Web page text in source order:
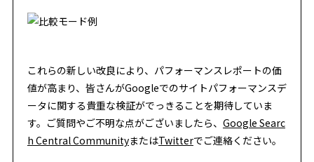
これらの新しい改良により、パフォーマンスレポートの価
値が高まり、皆さんがGoogleでのサイトパフォーマンスデ
ータに関する貴重な検証がでっきることを期待していま
す。ご質問やご不明な点がございましたら、 Google Searc
h Central CommunityまたはTwitterでご連絡ください。